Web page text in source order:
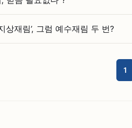
상재림’, 그럼 예수재림 두 번?
1